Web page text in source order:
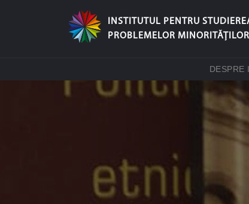
INSTITUTUL PENTRU
PROBLEMELOR
DESPRE